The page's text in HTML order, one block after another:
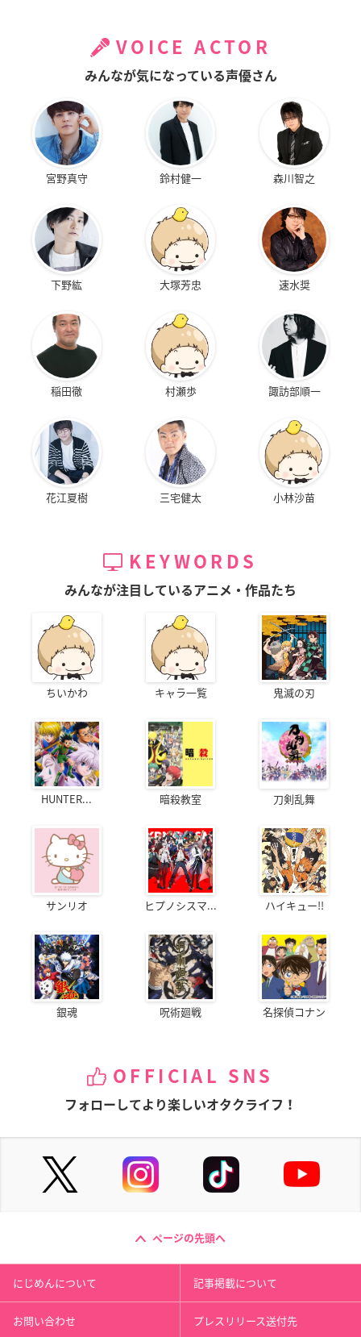
VOICE ACTOR
みんなが気になっている声優さん
宮野真守 鈴村健一 森川智之
下野紘 大塚芳忠 速水奨
稲田徹 村瀬歩 諏訪部順一
花江夏樹 三宅健太 小林沙苗
KEYWORDS
みんなが注目しているアニメ・作品たち
ちいかわ キャラ一覧 鬼滅の刃
HUNTER... 暗殺教室 刀剣乱舞
サンリオ ヒプノシスマ... ハイキュー!!
銀魂 呪術廻戦 名探偵コナン
OFFICIAL SNS
フォローしてより楽しいオタクライフ！
ページの先頭へ
にじめんについて 記事掲載について
お問い合わせ プレスリリース送付先